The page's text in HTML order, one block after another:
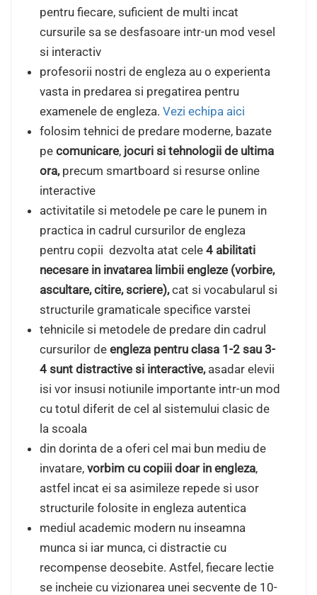
pentru fiecare, suficient de multi incat
cursurile sa se desfasoare intr-un mod vesel
si interactiv
profesorii nostri de engleza au o experienta
vasta in predarea si pregatirea pentru
examenele de engleza. Vezi echipa aici
folosim tehnici de predare moderne, bazate
pe comunicare, jocuri si tehnologii de ultima
ora,precum smartboard si resurse online
interactive
activitatile si metodele pe care le punem in
practica in cadrul cursurilor de engleza
pentru copii dezvolta atat cele 4 abilitati
necesare in invatarea limbii engleze (vorbire,
ascultare, citire, scriere),cat si vocabularul si
structurile gramaticale specifice varstei
tehnicile si metodele de predare din cadrul
cursurilor de engleza pentru clasa 1-2 sau 3-
4 sunt distractive si interactive,asadar elevii
isi vor insusi notiunile importante intr-un mod
cu totul diferit de cel al sistemului clasic de
la scoala
din dorinta de a oferi cel mai bun mediu de
invatare, vorbim cu copiii doar in engleza,
astfel incat ei sa asimileze repede si usor
structurile folosite in engleza autentica
mediul academic modern nu inseamna
munca si iar munca, ci distractie cu
recompense deosebite. Astfel, fiecare lectie
se incheie cu vizionarea unei secvente de 10-